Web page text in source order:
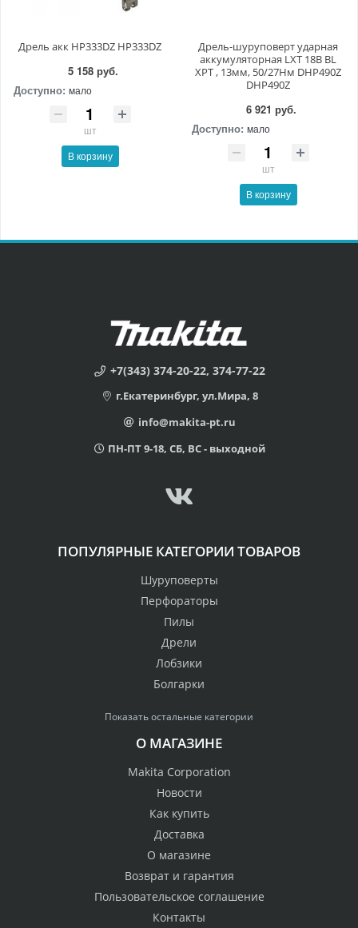
Дрель акк HP333DZ HP333DZ
5 158 руб.
Доступно: мало
шт
В корзину
Дрель-шуруповерт ударная
аккумуляторная LXT 18В BL
XPT , 13мм, 50/27Нм DHP490Z
DHP490Z
6 921 руб.
Доступно: мало
шт
В корзину
+7(343) 374-20-22, 374-77-22
г.Екатеринбург, ул.Мира, 8
info@makita-pt.ru
ПН-ПТ 9-18, СБ, ВС - выходной
ПОПУЛЯРНЫЕ КАТЕГОРИИ ТОВАРОВ
Шуруповерты
Перфораторы
Пилы
Дрели
Лобзики
Болгарки
Показать остальные категории
О МАГАЗИНЕ
Makita Corporation
Новости
Как купить
Доставка
О магазине
Возврат и гарантия
Пользовательское соглашение
Контакты